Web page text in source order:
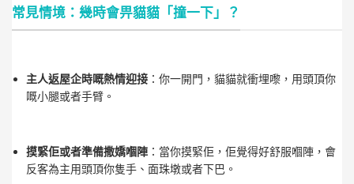
常見情境：幾時會畀貓貓「撞一下」？
主人返屋企時嘅熱情迎接 ：你一開門，貓貓就衝埋嚟，用頭頂你
嘅小腿或者手臂。
摸緊佢或者準備撒嬌嗰陣 ：當你摸緊佢，佢覺得好舒服嗰陣，會
反客為主用頭頂你隻手、面珠墩或者下巴。